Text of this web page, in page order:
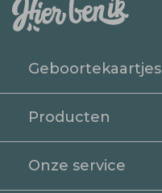
Geboortekaartjes
Producten
Onze service